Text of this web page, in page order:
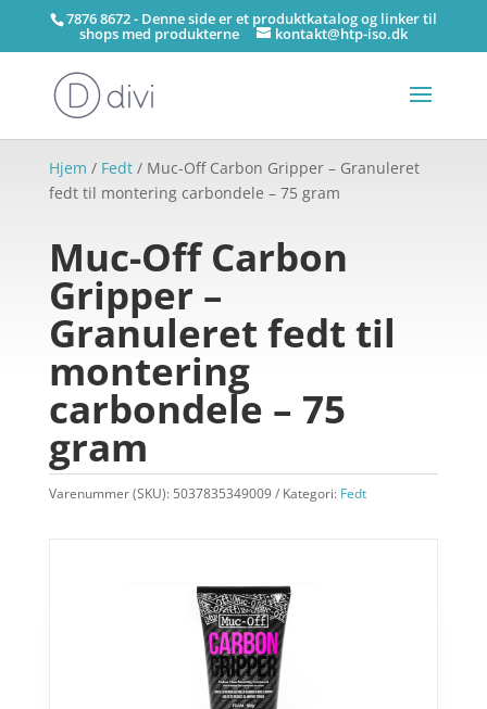
7876 8672 - Denne side er et produktkatalog og linker til
shops med produkterne kontakt@htp-iso.dk
Hjem / Fedt/ Muc-Off Carbon Gripper – Granuleret
fedt til montering carbondele – 75 gram
Muc-Off Carbon
Gripper –
Granuleret fedt til
montering
carbondele – 75
gram
Varenummer (SKU): 5037835349009 Kategori: Fedt